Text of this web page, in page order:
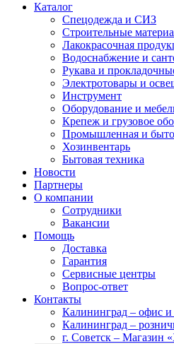
Каталог
Спецодежда и СИЗ
Строительные
Лакокрасочная
Водоснабжение и
Рукава и
Электротовары и
Инструмент
Оборудование и
Крепеж и грузовое
Промышленная и
Хозинвентарь
Бытовая техника
Новости
Партнеры
О компании
Сотрудники
Вакансии
Помощь
Доставка
Гарантия
Сервисные центры
Вопрос-ответ
Контакты
Калининград – офис и
Калининград –
г. Советск – Магазин